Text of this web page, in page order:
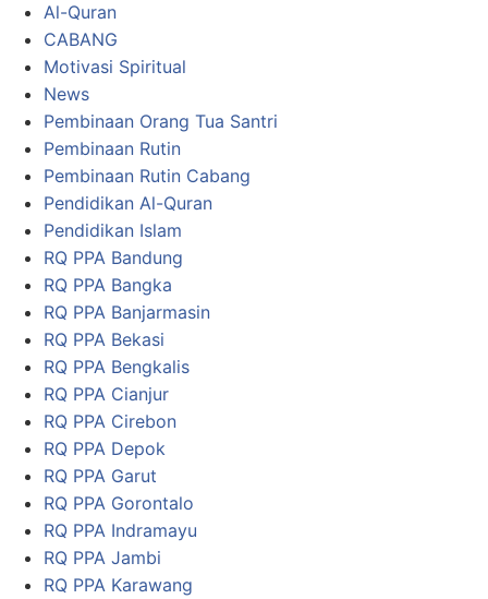
Al-Quran
CABANG
Motivasi Spiritual
News
Pembinaan Orang Tua Santri
Pembinaan Rutin
Pembinaan Rutin Cabang
Pendidikan Al-Quran
Pendidikan Islam
RQ PPA Bandung
RQ PPA Bangka
RQ PPA Banjarmasin
RQ PPA Bekasi
RQ PPA Bengkalis
RQ PPA Cianjur
RQ PPA Cirebon
RQ PPA Depok
RQ PPA Garut
RQ PPA Gorontalo
RQ PPA Indramayu
RQ PPA Jambi
RQ PPA Karawang